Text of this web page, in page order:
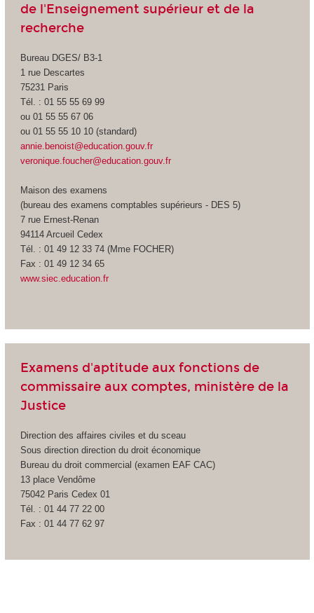
de l'Enseignement supérieur et de la
recherche
Bureau DGES/ B3-1
1 rue Descartes
75231 Paris
Tél. : 01 55 55 69 99
ou 01 55 55 67 06
ou 01 55 55 10 10 (standard)
annie.benoist@education.gouv.fr
veronique.foucher@education.gouv.fr
Maison des examens
(bureau des examens comptables supérieurs - DES 5)
7 rue Ernest-Renan
94114 Arcueil Cedex
Tél. : 01 49 12 33 74 (Mme FOCHER)
Fax : 01 49 12 34 65
www.siec.education.fr
Examens d'aptitude aux fonctions de
commissaire aux comptes, ministère de la
Justice
Direction des affaires civiles et du sceau
Sous direction direction du droit économique
Bureau du droit commercial (examen EAF CAC)
13 place Vendôme
75042 Paris Cedex 01
Tél. : 01 44 77 22 00
Fax : 01 44 77 62 97